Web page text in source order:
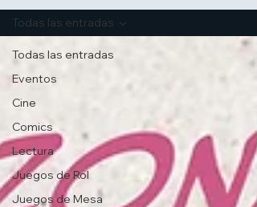
Todas las entradas
Eventos
Cine
Comics
Lectura
Juegos de Rol
Juegos de Mesa
Todas las entradas